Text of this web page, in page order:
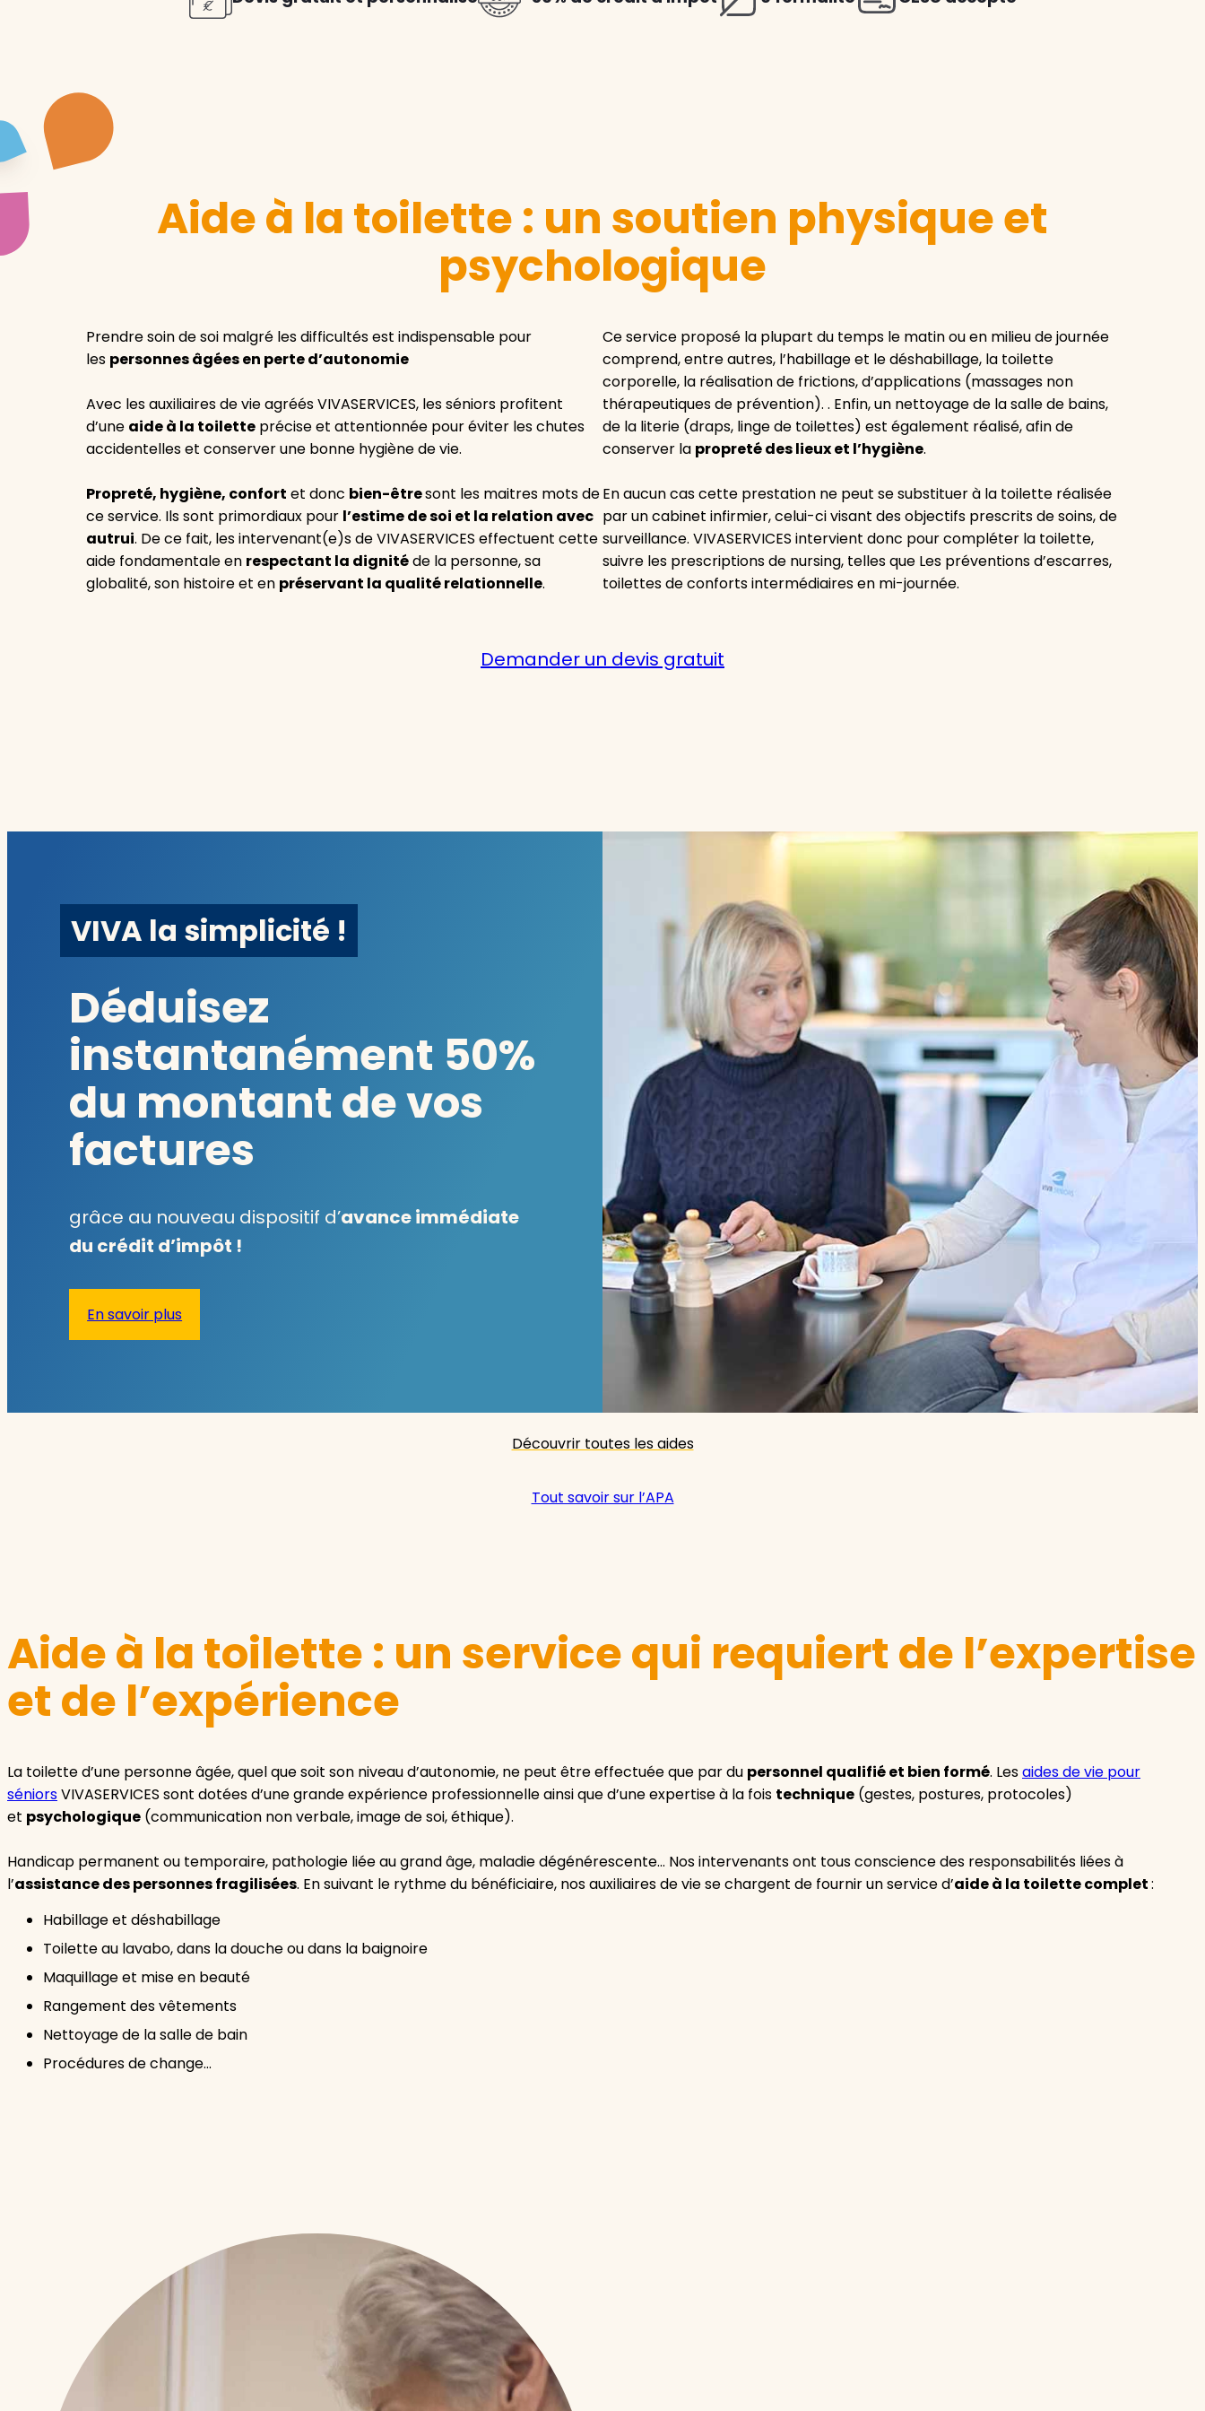
Aide à la toilette : un soutien physique et
psychologique
Prendre soin de soi malgré les difficultés est indispensable pour
les personnes âgées en perte d’autonomie
Avec les auxiliaires de vie agréés VIVASERVICES, les séniors profitent
d’une aide à la toilette précise et attentionnée pour éviter les chutes
accidentelles et conserver une bonne hygiène de vie.
Propreté, hygiène, confort et donc bien-êtresont les maitres mots de
ce service. Ils sont primordiaux pour l’estime de soi et la relation avec
autrui. De ce fait, les intervenant(e)s de VIVASERVICES effectuent cette
aide fondamentale en respectant la dignitéde la personne, sa
globalité, son histoire et en préservant la qualité relationnelle.
Ce service proposé la plupart du temps le matin ou en milieu de journée
comprend, entre autres, l’habillage et le déshabillage, la toilette
corporelle, la réalisation de frictions, d’applications (massages non
thérapeutiques de prévention). . Enfin, un nettoyage de la salle de bains,
de la literie (draps, linge de toilettes) est également réalisé, afin de
conserver la propreté des lieux et l’hygiène.
En aucun cas cette prestation ne peut se substituer à la toilette réalisée
par un cabinet infirmier, celui-ci visant des objectifs prescrits de soins, de
surveillance. VIVASERVICES intervient donc pour compléter la toilette,
suivre les prescriptions de nursing, telles que Les préventions d’escarres,
toilettes de conforts intermédiaires en mi-journée.
Demander un devis gratuit
VIVA la simplicité !
Déduisez
instantanément 50%
du montant de vos
factures
grâce au nouveau dispositif d’avance immédiate
du crédit d’impôt !
En savoir plus
Découvrir toutes les aides
Tout savoir sur l’APA
Aide à la toilette : un service qui requiert de l’expertise
et de l’expérience
La toilette d’une personne âgée, quel que soit son niveau d’autonomie, ne peut être effectuée que par du personnel qualifié et bien formé. Lesaides de vie pour
séniorsVIVASERVICES sont dotées d’une grande expérience professionnelle ainsi que d’une expertise à la fois technique (gestes, postures, protocoles)
et psychologique (communication non verbale, image de soi, éthique).
Handicap permanent ou temporaire, pathologie liée au grand âge, maladie dégénérescente… Nos intervenants ont tous conscience des responsabilités liées à
l’assistance des personnes fragilisées. En suivant le rythme du bénéficiaire, nos auxiliaires de vie se chargent de fournir un service d’aide à la toilette complet:
Habillage et déshabillage
Toilette au lavabo, dans la douche ou dans la baignoire
Maquillage et mise en beauté
Rangement des vêtements
Nettoyage de la salle de bain
Procédures de change…